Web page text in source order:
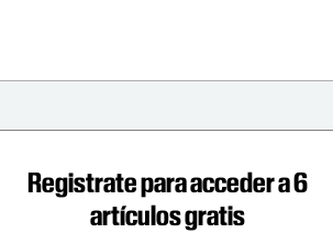
Registrate para acceder a 6
artículos gratis